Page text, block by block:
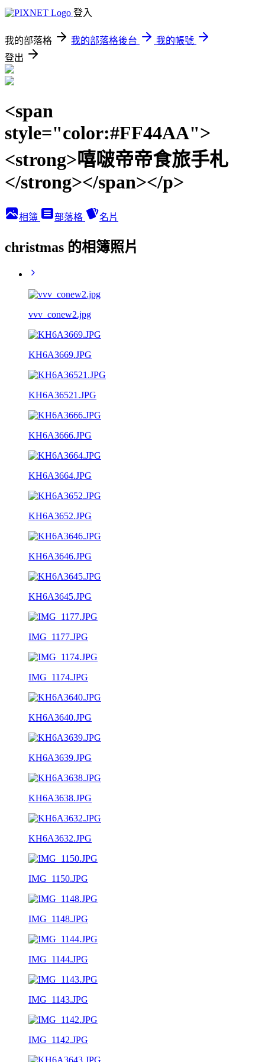
登入
我的部落格 我的部落格後台
我的帳號
登出
<span
style="color:#FF44AA">
<strong>嘻啵帝帝食旅手札
</strong></span></p>
相簿 部落格 名片
christmas 的相簿照片
vvv_conew2.jpg
KH6A3669.JPG
KH6A36521.JPG
KH6A3666.JPG
KH6A3664.JPG
KH6A3652.JPG
KH6A3646.JPG
KH6A3645.JPG
IMG_1177.JPG
IMG_1174.JPG
KH6A3640.JPG
KH6A3639.JPG
KH6A3638.JPG
KH6A3632.JPG
IMG_1150.JPG
IMG_1148.JPG
IMG_1144.JPG
IMG_1143.JPG
IMG_1142.JPG